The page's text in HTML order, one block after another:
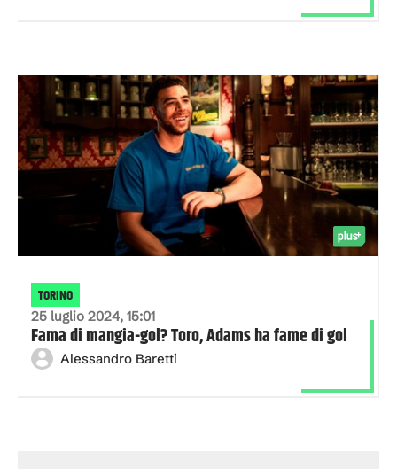
25 luglio 2024, 15:01
TORINO
Fama di mangia-gol? Toro, Adams ha fame di gol
Alessandro Baretti